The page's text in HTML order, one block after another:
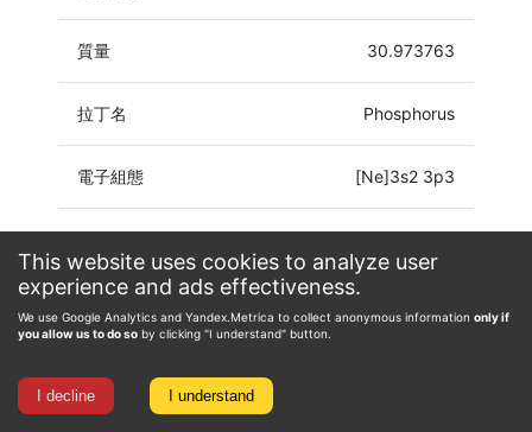
This website uses cookies to analyze user
experience and ads effectiveness.
We use Google Analytics and Yandex.Metrica to collect anonymous information only if
you allow us to do so by clicking "I understand" button.
I decline I understand
質量 30.973763
拉丁名 Phosphorus
電子組態 [Ne]3s2 3p3